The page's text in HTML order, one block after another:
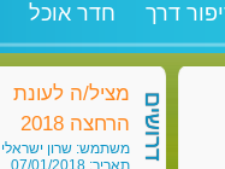
דרך חדר אוכל
מציל/ה לעונת
הרחצה 2018
משתמש: שרון ישראלי
תאריך: 07/01/2018
דרושים